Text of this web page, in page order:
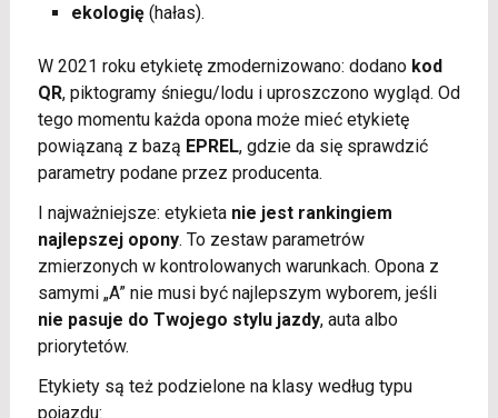
ekologię(hałas).
W 2021 roku etykietę zmodernizowano: dodano kod
QR, piktogramy śniegu/lodu i uproszczono wygląd. Od
tego momentu każda opona może mieć etykietę
powiązaną z bazą EPREL, gdzie da się sprawdzić
parametry podane przez producenta.
I najważniejsze: etykieta nie jest rankingiem
najlepszej opony. To zestaw parametrów
zmierzonych w kontrolowanych warunkach. Opona z
samymi „A” nie musi być najlepszym wyborem, jeśli
nie pasuje do Twojego stylu jazdy, auta albo
priorytetów.
Etykiety są też podzielone na klasy według typu
pojazdu: